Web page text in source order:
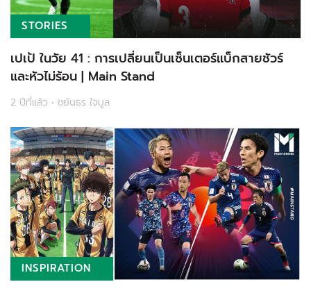
STORIES
เปเป้ ในวัย 41 : การเปลี่ยนเป็นเซ็นเตอร์แบ็กสายชัวร์
และหัวไม่ร้อน | Main Stand
2 ปีที่แล้ว • ชยันธร ใจมูล
INSPIRATION